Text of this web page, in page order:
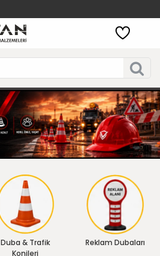
Duba & Trafik
Konileri
Reklam Dubaları